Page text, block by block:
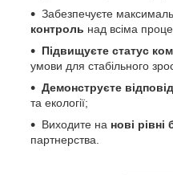
Забезпечуєте
контроль над всіма
Підвищуєте статус
умови для стабільного
Демонструєте
та екології;
Виходите на нові
партнерства.